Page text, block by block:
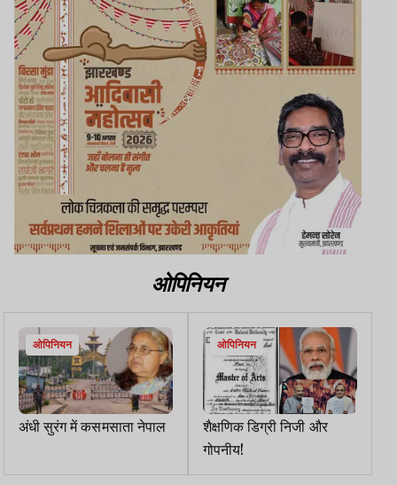
ओपिनियन
ओपिनियन
अंधी सुरंग में कसमसाता नेपाल
ओपिनियन
शैक्षणिक डिग्री निजी और
गोपनीय!